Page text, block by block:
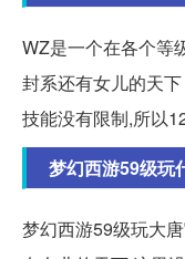
WZ是一个在各个等
封系还有女儿的天
技能没有限制,所以
梦幻西游59级玩
梦幻西游59级玩大